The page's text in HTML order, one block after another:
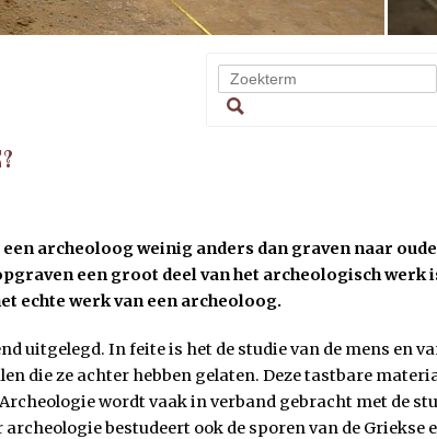
archeoloog weinig anders dan graven naar oude
een groot deel van het archeologisch werk
echte werk van een archeoloog.
uitgelegd. In feite is het de studie van de mens en
die ze achter hebben gelaten. Deze tastbare
wordt vaak in verband gebracht met de
bestudeert ook de sporen van de Griekse